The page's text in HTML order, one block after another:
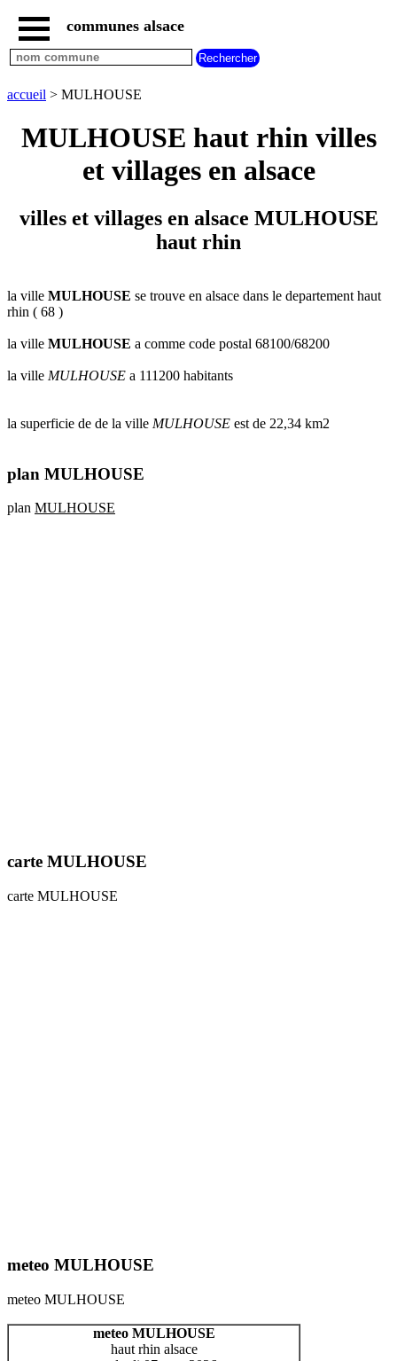
accueil
villes
rhin
commencant
B C E F
G
L M
N
W X Y Z
par
A B C
H
I J K L M
N
communes alsace
accueil > MULHOUSE
MULHOUSE haut rhin villes
et villages en alsace
villes et villages en alsace MULHOUSE
haut rhin
la ville MULHOUSE se trouve en alsace dans le departement haut
rhin ( 68 )
la ville MULHOUSE a comme code postal 68100/68200
la ville MULHOUSE a 111200 habitants
la superficie de de la ville MULHOUSE est de 22,34 km2
plan MULHOUSE
plan MULHOUSE
carte MULHOUSE
carte MULHOUSE
meteo MULHOUSE
meteo MULHOUSE
meteo MULHOUSE
haut rhin alsace